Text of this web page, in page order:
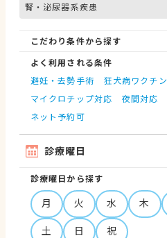
腎・泌尿器系疾患
こだわり条件から探す
よく利用される条件
避妊・去勢手術
狂犬病ワクチン
マイクロチップ対応
夜間対応
ネット予約可
診療曜日
診療曜日から探す
月 火 水 木
土
日 祝